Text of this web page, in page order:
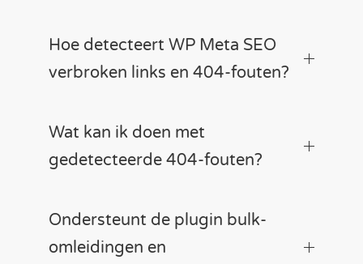
Hoe detecteert WP Meta SEO
verbroken links en 404-fouten?
Wat kan ik doen met
gedetecteerde 404-fouten?
Ondersteunt de plugin bulk-
omleidingen en